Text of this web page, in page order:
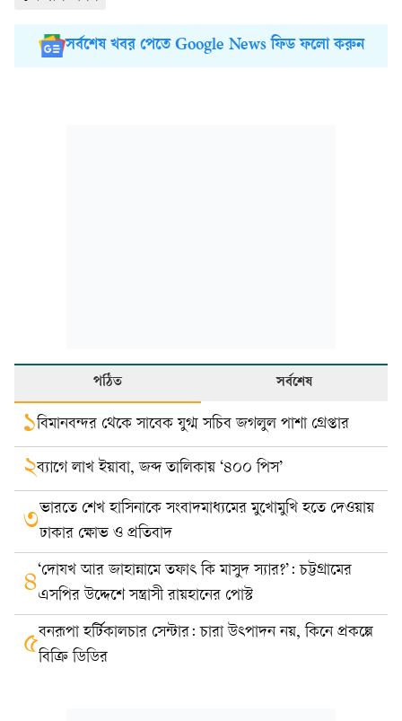
সর্বশেষ খবর পেতে Google News ফিড ফলো করুন
পঠিত সর্বশেষ
১বিমানবন্দর থেকে সাবেক যুগ্ম সচিব জগলুল পাশা গ্রেপ্তার
২ব্যাগে লাখ ইয়াবা, জব্দ তালিকায় ‘৪০০ পিস’
৩ভারতে শেখ হাসিনাকে সংবাদমাধ্যমের মুখোমুখি হতে দেওয়ায়
ঢাকার ক্ষোভ ও প্রতিবাদ
৪‘দোযখ আর জাহান্নামে তফাৎ কি মাসুদ স্যার?’: চট্টগ্রামের
এসপির উদ্দেশে সন্ত্রাসী রায়হানের পোস্ট
৫বনরূপা হর্টিকালচার সেন্টার: চারা উৎপাদন নয়, কিনে প্রকল্পে
বিক্রি ডিডির